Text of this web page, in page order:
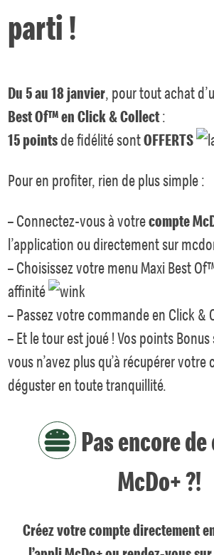
parti !
Du 5 au 18 janvier, pour tout achat
Best Of™ en Click & Collect:
15 pointsde fidélité sontOFFERTS
Pour en profiter, rien de plus simple :
– Connectez-vous à votrecompte
l’application ou directement sur
– Choisissez votre menu Maxi Best
affinité
– Passez votre commande en Click &
– Et le tour est joué ! Vos points
vous n’avez plus qu’à récupérer
déguster en toute tranquillité.
Pas encore
McDo+ ?!
Créez votre compte directement